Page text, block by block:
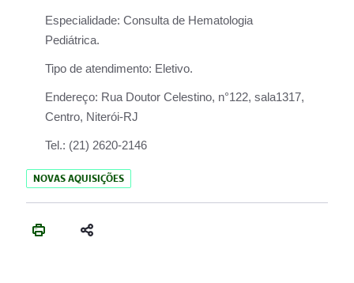
Especialidade: Consulta de Hematologia
Pediátrica.
Tipo de atendimento: Eletivo.
Endereço: Rua Doutor Celestino, n°122, sala1317,
Centro, Niterói-RJ
Tel.: (21) 2620-2146
NOVAS AQUISIÇÕES